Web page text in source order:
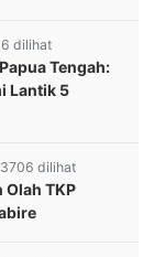
dilihat
Tengah:
Lantik 5
3706 dilihat
Olah TKP